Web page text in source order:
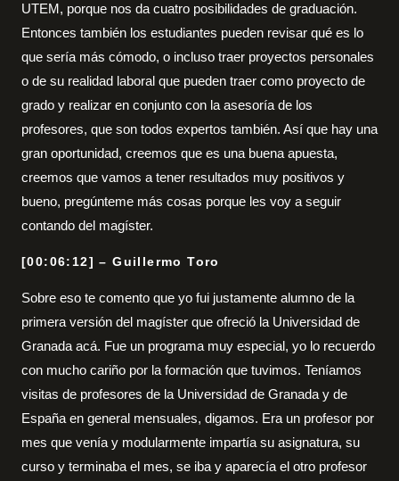
UTEM, porque nos da cuatro posibilidades de graduación.
Entonces también los estudiantes pueden revisar qué es lo
que sería más cómodo, o incluso traer proyectos personales
o de su realidad laboral que pueden traer como proyecto de
grado y realizar en conjunto con la asesoría de los
profesores, que son todos expertos también. Así que hay una
gran oportunidad, creemos que es una buena apuesta,
creemos que vamos a tener resultados muy positivos y
bueno, pregúnteme más cosas porque les voy a seguir
contando del magíster.
[00:06:12] – Guillermo Toro
Sobre eso te comento que yo fui justamente alumno de la
primera versión del magíster que ofreció la Universidad de
Granada acá. Fue un programa muy especial, yo lo recuerdo
con mucho cariño por la formación que tuvimos. Teníamos
visitas de profesores de la Universidad de Granada y de
España en general mensuales, digamos. Era un profesor por
mes que venía y modularmente impartía su asignatura, su
curso y terminaba el mes, se iba y aparecía el otro profesor